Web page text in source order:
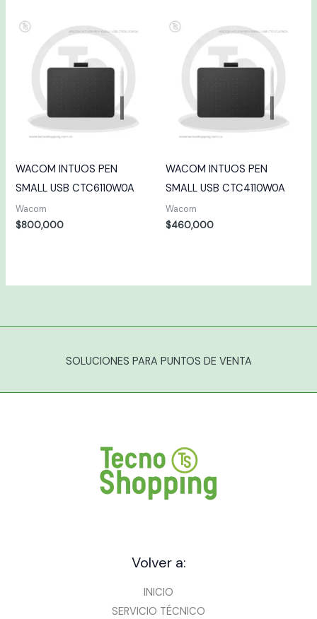
WACOM INTUOS PEN
SMALL USB CTC6110W0A
Wacom
$800,000
WACOM INTUOS PEN
SMALL USB CTC4110W0A
Wacom
$460,000
SOLUCIONES PARA PUNTOS DE VENTA
Volver a:
INICIO
SERVICIO TÉCNICO